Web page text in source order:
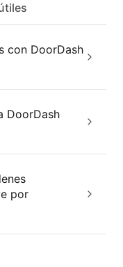
con DoorDash
DoorDash
por